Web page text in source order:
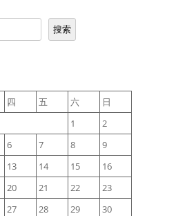
搜索
四 五 六
日
1
2
6 7 8
9
13 14 15
16
20 21 22
23
27 28 29
30